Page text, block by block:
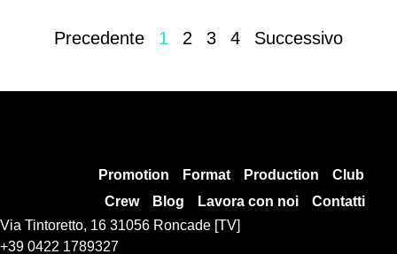
Precedente 1 2 3 4 Successivo
Promotion Format Production
Club
Crew
Blog Lavora con noi
Contatti
Via Tintoretto, 16 31056 Roncade [TV]
+39 0422 1789327